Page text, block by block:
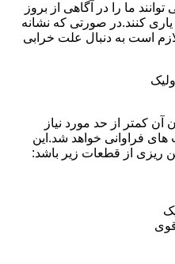
ما را در آگاهی از بروز
کنند.در صورتی که نشانه
است به دنبال علت خرابی
کمتر از حد مورد نیاز
فراوانی خواهد شد.این
ریزی از قطعات زیر باشد: